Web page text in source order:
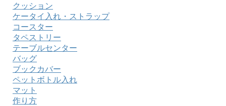
クッション
ケータイ入れ・ストラップ
コースター
タペストリー
テーブルセンター
バッグ
ブックカバー
ペットボトル入れ
マット
作り方